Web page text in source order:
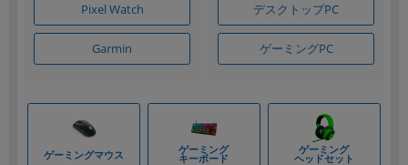
Pixel Watch
Garmin
デスクトップPC
ゲーミングPC